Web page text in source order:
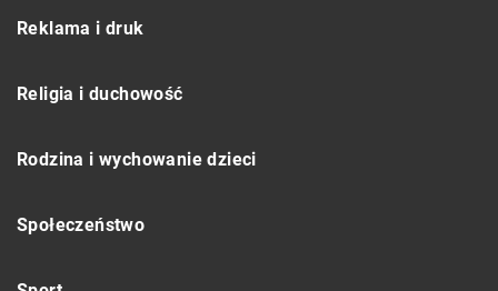
Reklama i druk
Religia i duchowość
Rodzina i wychowanie dzieci
Społeczeństwo